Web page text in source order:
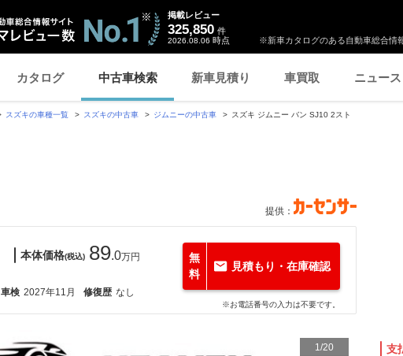
※新車カタログのある自動車総合情
掲載レビュー
325,850 件
2026.08.06 時点
カタログ 中古車検索 新車見積り 車買取 ニュース
スズキの車種一覧 スズキの中古車 ジムニーの中古車 スズキ ジムニー バン SJ10 2スト
提供：
本体価格(税込) 89.0万円
車検 2027年11月 修復歴 なし
無
料
見積もり・在庫確認
※お電話番号の入力は不要です。
1/20 支